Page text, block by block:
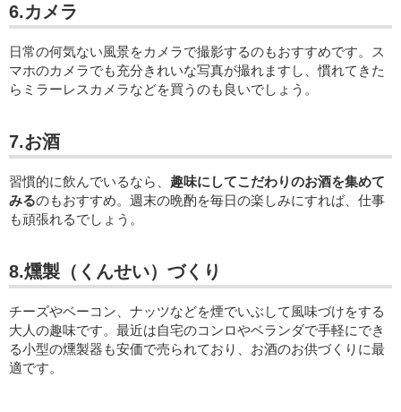
6.カメラ
日常の何気ない風景をカメラで撮影するのもおすすめです。ス
マホのカメラでも充分きれいな写真が撮れますし、慣れてきた
らミラーレスカメラなどを買うのも良いでしょう。
7.お酒
習慣的に飲んでいるなら、 趣味にしてこだわりのお酒を集めて
みるのもおすすめ。週末の晩酌を毎日の楽しみにすれば、仕事
も頑張れるでしょう。
8.燻製（くんせい）づくり
チーズやベーコン、ナッツなどを煙でいぶして風味づけをする
大人の趣味です。最近は自宅のコンロやベランダで手軽にでき
る小型の燻製器も安価で売られており、お酒のお供づくりに最
適です。